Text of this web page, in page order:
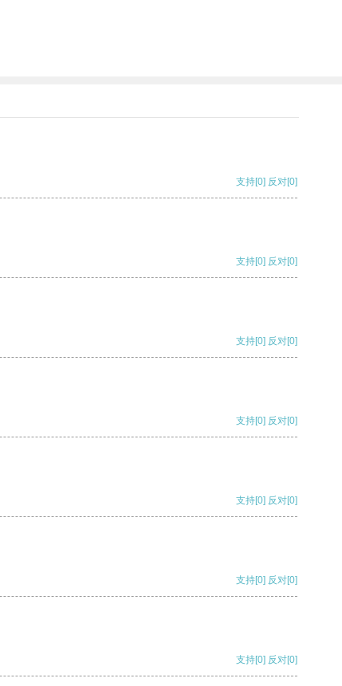
支持[0] 反对[0]
支持[0] 反对[0]
支持[0] 反对[0]
支持[0] 反对[0]
支持[0] 反对[0]
支持[0] 反对[0]
支持[0] 反对[0]